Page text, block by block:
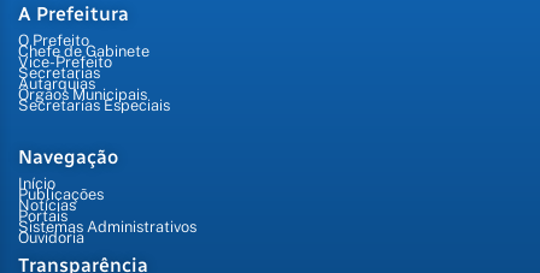
A Prefeitura
O Prefeito
Chefe de Gabinete
Vice-Prefeito
Secretarias
Autarquias
Órgãos Municipais
Secretarias Especiais
Navegação
Início
Publicações
Notícias
Portais
Sistemas Administrativos
Ouvidoria
Transparência